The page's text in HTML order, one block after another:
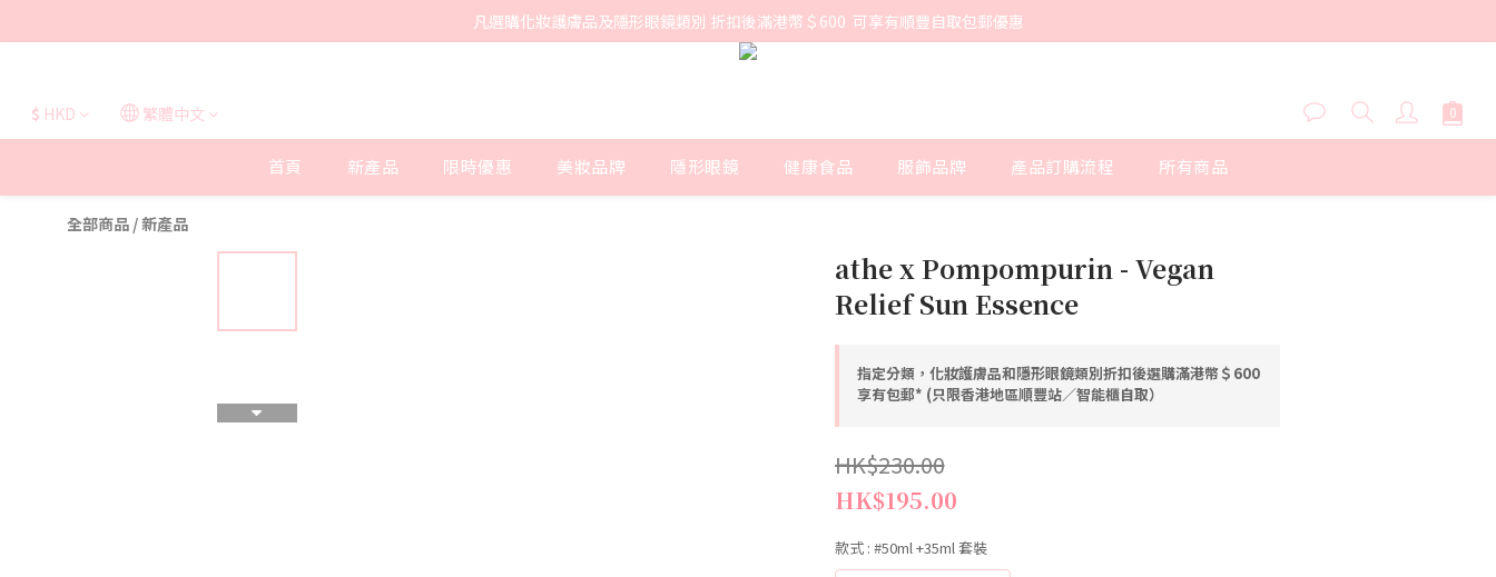
凡選購化妝護膚品及隱形眼鏡類別 折扣後滿港幣＄600  可享有順豐自取包郵優惠
$ HKD 繁體中文
首頁 新產品 限時優惠 美妝品牌 隱形眼鏡 健康食品 服飾品牌 產品訂購流程 所有商品
全部商品 /新產品
athe x Pompompurin - Vegan
Relief Sun Essence
指定分類，化妝護膚品和隱形眼鏡類別折扣後選購滿港幣＄600
享有包郵* (只限香港地區順豐站／智能櫃自取）
HK$230.00
HK$195.00
款式 : #50ml +35ml 套裝